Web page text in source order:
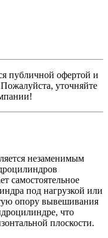
публичной офертой и
уточняйте
незаменимым
самостоятельное
под нагрузкой или
опору вывешивания
что
плоскости.